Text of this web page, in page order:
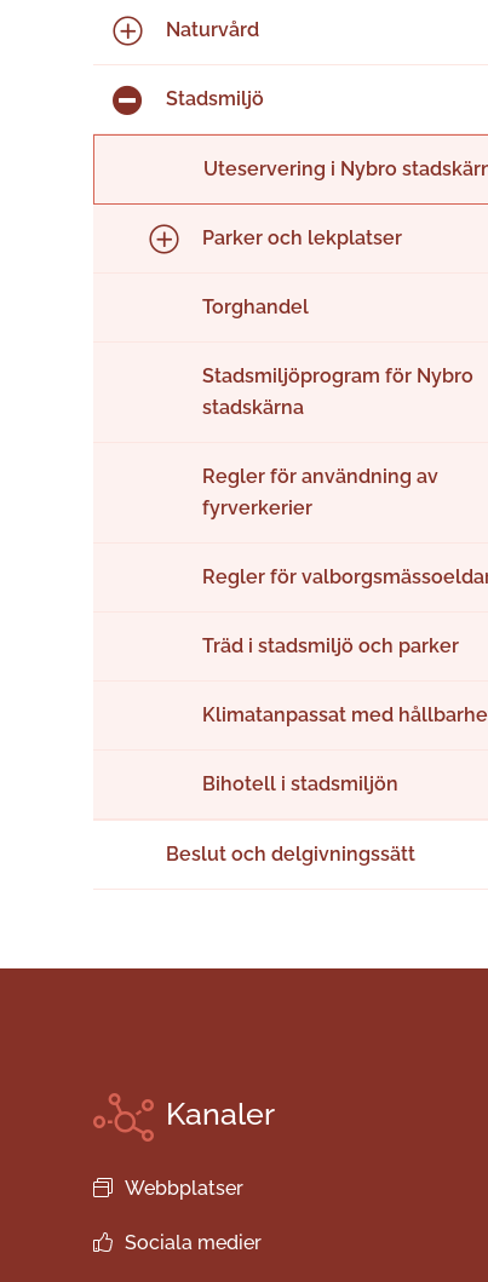
Naturvård
Stadsmiljö
Uteservering i Nybro
Parker och lekplatser
Torghandel
Stadsmiljöprogram för Nybro
stadskärna
Regler för användning av
fyrverkerier
Regler för
Träd i stadsmiljö och parker
Klimatanpassat med
Bihotell i stadsmiljön
Beslut och delgivningssätt
Kanaler
Webbplatser
Sociala medier